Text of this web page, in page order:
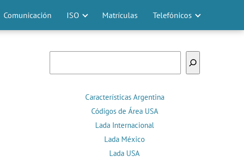
Comunicación ISO Matrículas Telefónicos
Características Argentina
Códigos de Área USA
Lada Internacional
Lada México
Lada USA